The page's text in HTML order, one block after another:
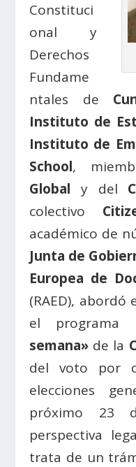
Constituci
onal y
Derechos
Fundame
ntales de
Instituto de
Instituto de
School,
Globaly del
colectivo
académico de
Junta de
Europea de
(RAED),
el programa
semana» de la
del voto por
elecciones
próximo 23
perspectiva
trata de un